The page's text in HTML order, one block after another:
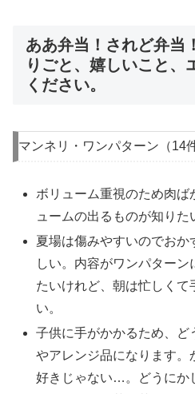
ああ弁当！されど弁当
りごと、嬉しいこと、
ください。
マンネリ・ワンパターン（14件
ボリューム重視のため肉ば
ュームの出るものが知りた
夏場は傷みやすいのでお
しい。内容がワンパター
たいけれど、朝は忙しくて
い。
子供に手がかかるため、ど
やアレンジ品になります。
好きじゃない…。どうにか